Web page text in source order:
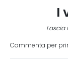
I
Lascia
Commenta per